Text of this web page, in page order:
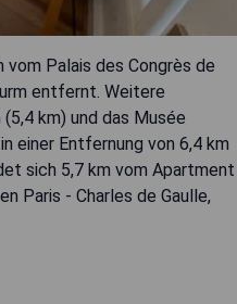
Palais des Congrès de
entfernt. Weitere
km) und das Musée
einer Entfernung von 6,4 km
sich 5,7 km vom Apartment
Paris - Charles de Gaulle,